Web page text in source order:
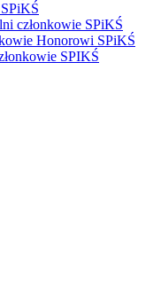
członkowie SPiKŚ
Honorowi SPiKŚ
SPIKŚ